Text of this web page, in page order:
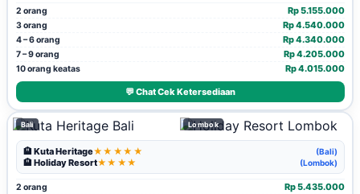
2 orang Rp 5.155.000
3 orang Rp 4.540.000
4 – 6 orang Rp 4.340.000
7 – 9 orang Rp 4.205.000
10 orang keatas Rp 4.015.000
💬 Chat Cek Ketersediaan
Bali Lombok
🏨 Kuta Heritage★★★★★ (Bali)
🏨 Holiday Resort★★★★ (Lombok)
2 orang Rp 5.435.000